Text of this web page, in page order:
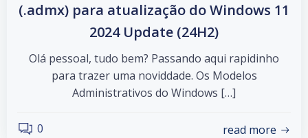
(.admx) para atualização do Windows 11
2024 Update (24H2)
Olá pessoal, tudo bem? Passando aqui rapidinho
para trazer uma noviddade. Os Modelos
Administrativos do Windows […]
0 read more